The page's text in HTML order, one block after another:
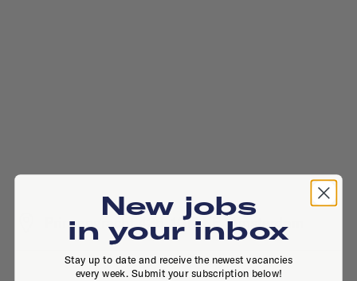
Prinsengracht 436, 1017 KE, Amsterdam
New jobs
in your inbox
Stay up to date and receive the newest vacancies
every week. Submit your subscription below!